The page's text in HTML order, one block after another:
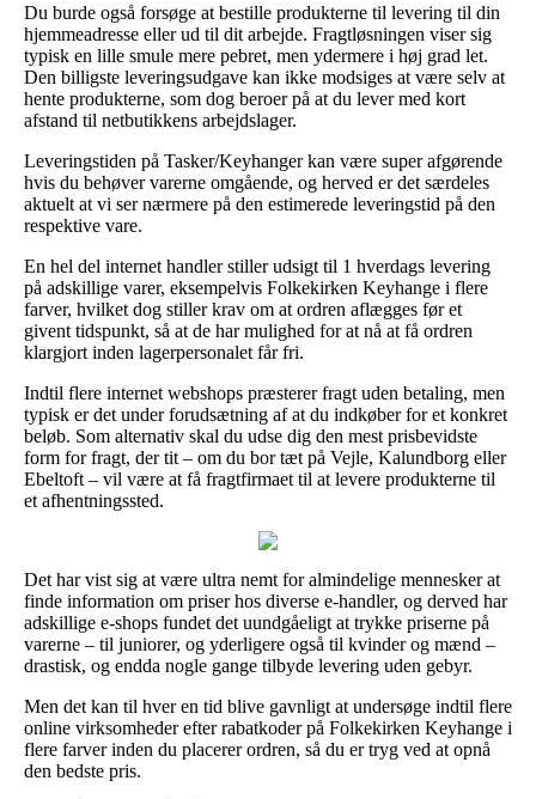
Du burde også forsøge at bestille produkterne til levering til din
hjemmeadresse eller ud til dit arbejde. Fragtløsningen viser sig
typisk en lille smule mere pebret, men ydermere i høj grad let.
Den billigste leveringsudgave kan ikke modsiges at være selv at
hente produkterne, som dog beroer på at du lever med kort
afstand til netbutikkens arbejdslager.
Leveringstiden på Tasker/Keyhanger kan være super afgørende
hvis du behøver varerne omgående, og herved er det særdeles
aktuelt at vi ser nærmere på den estimerede leveringstid på den
respektive vare.
En hel del internet handler stiller udsigt til 1 hverdags levering
på adskillige varer, eksempelvis Folkekirken Keyhange i flere
farver, hvilket dog stiller krav om at ordren aflægges før et
givent tidspunkt, så at de har mulighed for at nå at få ordren
klargjort inden lagerpersonalet får fri.
Indtil flere internet webshops præsterer fragt uden betaling, men
typisk er det under forudsætning af at du indkøber for et konkret
beløb. Som alternativ skal du udse dig den mest prisbevidste
form for fragt, der tit – om du bor tæt på Vejle, Kalundborg eller
Ebeltoft – vil være at få fragtfirmaet til at levere produkterne til
et afhentningssted.
Det har vist sig at være ultra nemt for almindelige mennesker at
finde information om priser hos diverse e-handler, og derved har
adskillige e-shops fundet det uundgåeligt at trykke priserne på
varerne – til juniorer, og yderligere også til kvinder og mænd –
drastisk, og endda nogle gange tilbyde levering uden gebyr.
Men det kan til hver en tid blive gavnligt at undersøge indtil flere
online virksomheder efter rabatkoder på Folkekirken Keyhange i
flere farver inden du placerer ordren, så du er tryg ved at opnå
den bedste pris.